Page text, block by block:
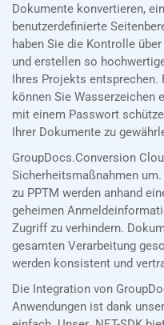
Dokumente konvertieren,
benutzerdefinierte
haben Sie die Kontrolle
und erstellen so
Ihres Projekts
können Sie Wasserzeichen
mit einem Passwort
Ihrer Dokumente zu
GroupDocs.Conversion
Sicherheitsmaßnahmen
zu PPTM werden anhand
geheimen
Zugriff zu verhindern.
gesamten Verarbeitung
werden konsistent und
Die Integration von
Anwendungen ist dank